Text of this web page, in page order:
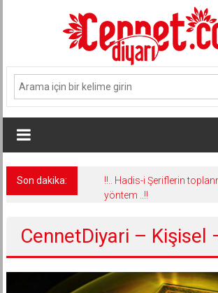
Son dakika:
!!.. Hadis-i Şeriflerin
yöntem ..!!
CennetDiyari – Kişisel